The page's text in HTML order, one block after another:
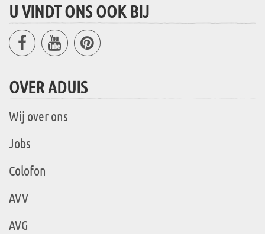
U VINDT ONS OOK BIJ
OVER ADUIS
Wij over ons
Jobs
Colofon
AVV
AVG